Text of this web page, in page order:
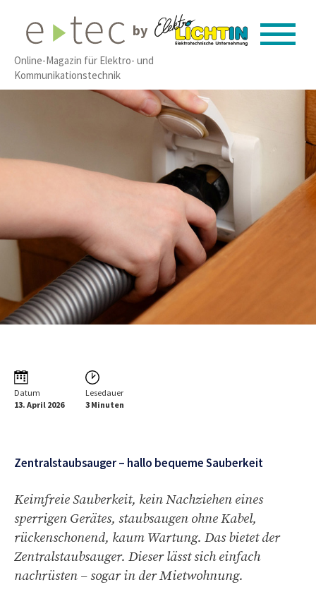
by
Online-Magazin für Elektro- und
Kommunikationstechnik
Datum
13. April 2026
Lesedauer
3 Minuten
Zentralstaubsauger – hallo bequeme Sauberkeit
Keimfreie Sauberkeit, kein Nachziehen eines
sperrigen Gerätes, staubsaugen ohne Kabel,
rückenschonend, kaum Wartung. Das bietet der
Zentralstaubsauger. Dieser lässt sich einfach
nachrüsten – sogar in der Mietwohnung.